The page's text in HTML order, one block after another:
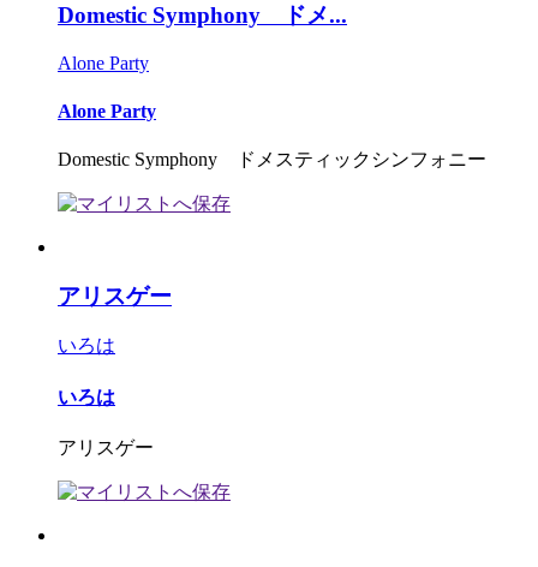
Domestic Symphony ドメ...
Alone Party
Alone Party
Domestic Symphony ドメスティックシンフォニー
アリスゲー
いろは
いろは
アリスゲー